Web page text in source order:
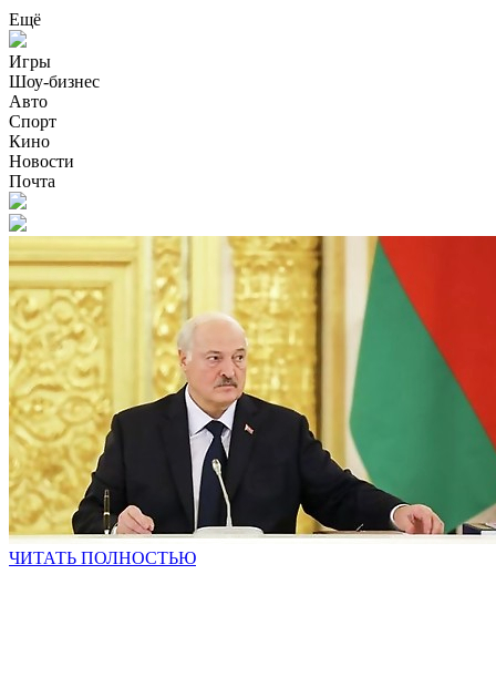
Ещё
Игры
Шоу-бизнес
Авто
Спорт
Кино
Новости
Почта
ЧИТАТЬ ПОЛНОСТЬЮ